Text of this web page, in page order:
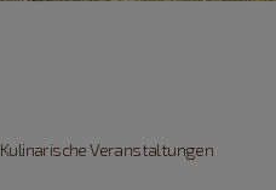
Kulinarische Veranstaltungen